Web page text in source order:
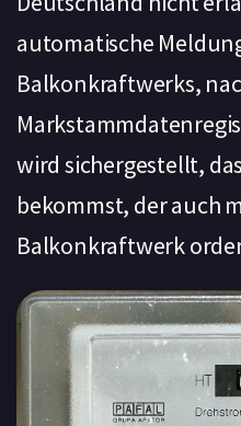
automatische
Balkonkraftwerks,
wird sichergestellt,
bekommst, der auch
Balkonkraftwerk